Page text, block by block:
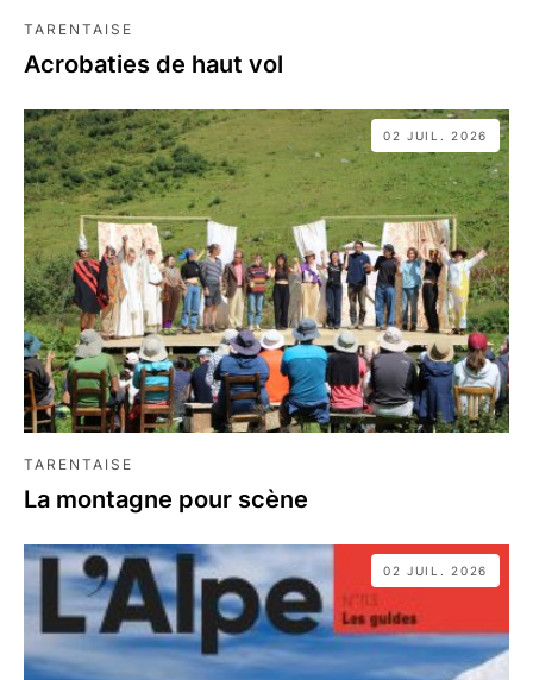
TARENTAISE
Acrobaties de haut vol
02 JUIL. 2026
TARENTAISE
La montagne pour scène
02 JUIL. 2026